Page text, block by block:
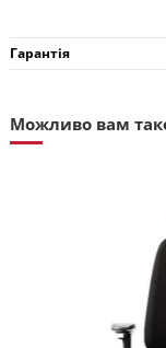
Гарантія
Можливо вам